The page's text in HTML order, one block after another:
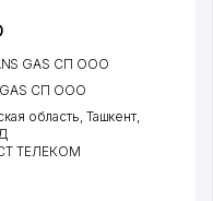
GAS СП ООО
GAS СП ООО
область, Ташкент,
ТЕЛЕКОМ